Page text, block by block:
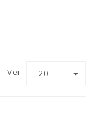
Ver 20